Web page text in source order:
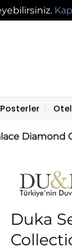
Posterler
Diamond
Duka